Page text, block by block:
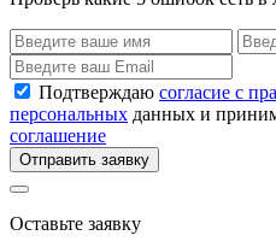
Подтверждаю согласие с
персональных данных и
соглашение
Отправить заявку
Оставьте заявку